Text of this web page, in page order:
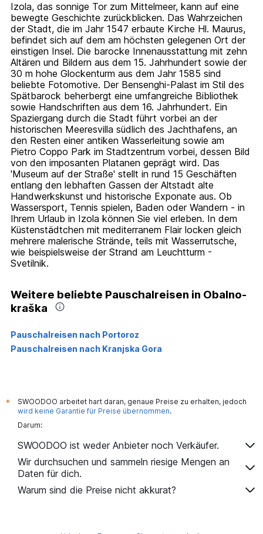
Izola, das sonnige Tor zum Mittelmeer, kann auf eine
bewegte Geschichte zurückblicken. Das Wahrzeichen
der Stadt, die im Jahr 1547 erbaute Kirche Hl. Maurus,
befindet sich auf dem am höchsten gelegenen Ort der
einstigen Insel. Die barocke Innenausstattung mit zehn
Altären und Bildern aus dem 15. Jahrhundert sowie der
30 m hohe Glockenturm aus dem Jahr 1585 sind
beliebte Fotomotive. Der Bensenghi-Palast im Stil des
Spätbarock beherbergt eine umfangreiche Bibliothek
sowie Handschriften aus dem 16. Jahrhundert. Ein
Spaziergang durch die Stadt führt vorbei an der
historischen Meeresvilla südlich des Jachthafens, an
den Resten einer antiken Wasserleitung sowie am
Pietro Coppo Park im Stadtzentrum vorbei, dessen Bild
von den imposanten Platanen geprägt wird. Das
'Museum auf der Straße' stellt in rund 15 Geschäften
entlang den lebhaften Gassen der Altstadt alte
Handwerkskunst und historische Exponate aus. Ob
Wassersport, Tennis spielen, Baden oder Wandern - in
Ihrem Urlaub in Izola können Sie viel erleben. In dem
Küstenstädtchen mit mediterranem Flair locken gleich
mehrere malerische Strände, teils mit Wasserrutsche,
wie beispielsweise der Strand am Leuchtturm -
Svetilnik.
Weitere beliebte Pauschalreisen in Obalno-
kraška
Pauschalreisen nach Portoroz
Pauschalreisen nach Kranjska Gora
*
SWOODOO arbeitet hart daran, genaue Preise zu erhalten, jedoch
wird keine Garantie für Preise übernommen.
Darum:
SWOODOO ist weder Anbieter noch Verkäufer.
Wir durchsuchen und sammeln riesige Mengen an
Daten für dich.
Warum sind die Preise nicht akkurat?